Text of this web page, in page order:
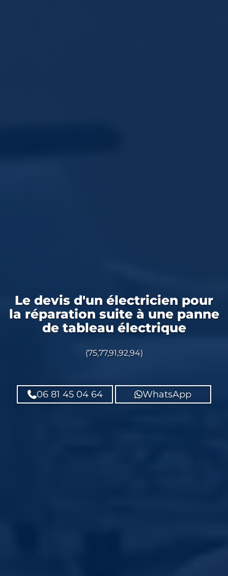
Le devis d'un électricien pour
la réparation suite à une panne
de tableau électrique
(75,77,91,92,94)
06 81 45 04 64 WhatsApp